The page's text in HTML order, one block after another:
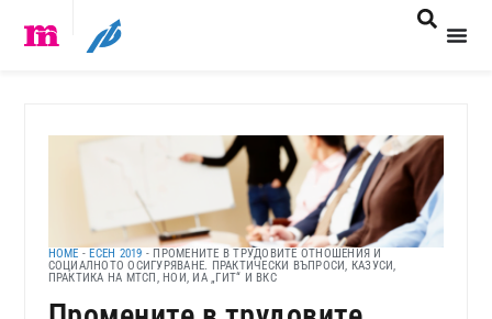
HOME - ЕСЕН 2019 - ПРОМЕНИТЕ В ТРУДОВИТЕ ОТНОШЕНИЯ И
СОЦИАЛНОТО ОСИГУРЯВАНЕ. ПРАКТИЧЕСКИ ВЪПРОСИ, КАЗУСИ,
ПРАКТИКА НА МТСП, НОИ, ИА „ГИТ“ И ВКС